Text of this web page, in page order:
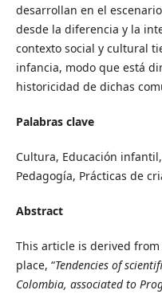
desarrollan en el
desde la diferencia y la
contexto social y cultural
infancia, modo que está
historicidad de dichas
Palabras clave
Cultura, Educación
Pedagogía, Prácticas de
Abstract
This article is derived
place, “Tendencies of
Colombia, associated to